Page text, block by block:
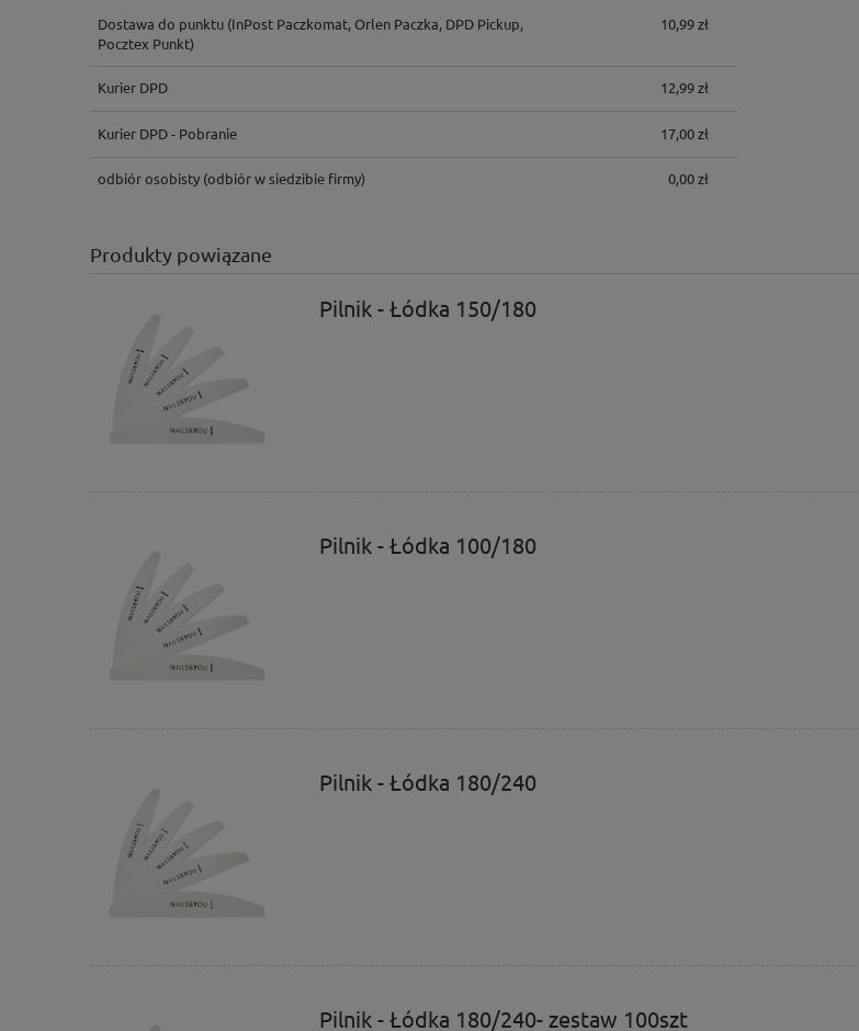
Dostawa do punktu(InPost Paczkomat, Orlen Paczka, DPD Pickup,
Pocztex Punkt)
10,99 zł
Kurier DPD 12,99 zł
Kurier DPD - Pobranie 17,00 zł
odbiór osobisty(odbiór w siedzibie firmy) 0,00 zł
Produkty powiązane
Pilnik - Łódka 150/180
Pilnik - Łódka 100/180
Pilnik - Łódka 180/240
Pilnik - Łódka 180/240- zestaw 100szt